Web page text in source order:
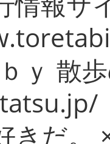
ｙ 散
きだ。